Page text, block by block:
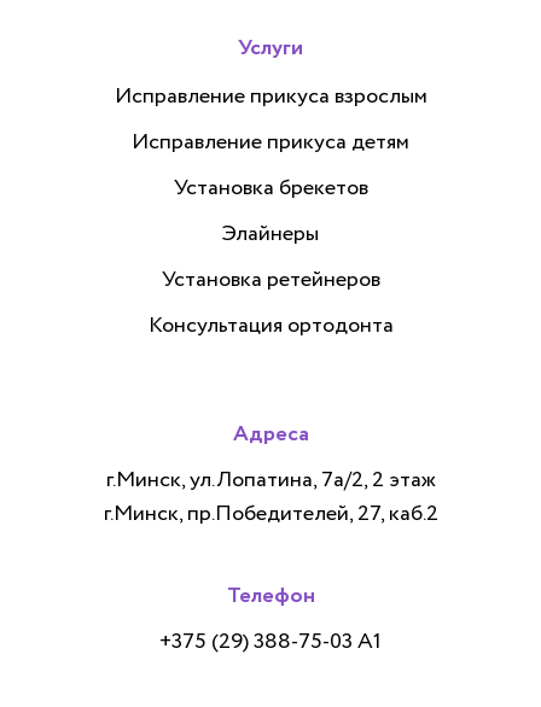
Услуги
Исправление прикуса взрослым
Исправление прикуса детям
Установка брекетов
Элайнеры
Установка ретейнеров
Консультация ортодонта
Адреса
г.Минск, ул.Лопатина, 7а/2, 2 этаж
г.Минск, пр.Победителей, 27, каб.2
Телефон
+375 (29) 388-75-03 А1